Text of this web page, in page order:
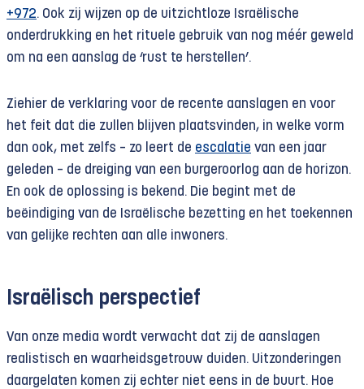
+972. Ook zij wijzen op de uitzichtloze Israëlische
onderdrukking en het rituele gebruik van nog méér geweld
om na een aanslag de ‘rust te herstellen’.
Ziehier de verklaring voor de recente aanslagen en voor
het feit dat die zullen blijven plaatsvinden, in welke vorm
dan ook, met zelfs – zo leert de escalatie van een jaar
geleden – de dreiging van een burgeroorlog aan de horizon.
En ook de oplossing is bekend. Die begint met de
beëindiging van de Israëlische bezetting en het toekennen
van gelijke rechten aan alle inwoners.
Israëlisch perspectief
Van onze media wordt verwacht dat zij de aanslagen
realistisch en waarheidsgetrouw duiden. Uitzonderingen
daargelaten komen zij echter niet eens in de buurt. Hoe